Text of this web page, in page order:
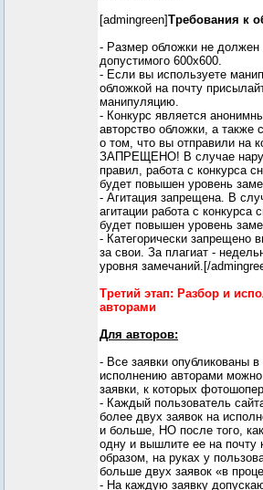
[admingreen]Требования к
- Размер обложки не
допустимого 600х600.
- Если вы используете
обложкой на почту
манипуляцию.
- Конкурс является
авторство обложки, а также
о том, что вы отправили на
ЗАПРЕЩЕНО! В случае
правил, работа с конкурса
будет повышен уровень
- Агитация запрещена. В
агитации работа с конкурса
будет повышен уровень
- Категорически запрещено
за свои. За плагиат -
уровня замечаний.[/
Третий этап: Разбор и
авторами
Для авторов:
- Все заявки опубликованы в
исполнению авторами можно
заявки, к которых
- Каждый пользователь
более двух заявок на
и больше, НО после того,
одну и вышлите ее на почту
образом, на руках у
больше двух заявок «в
- На каждую заявку